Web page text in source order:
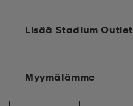
Lisää Stadium Outlet
Myymälämme